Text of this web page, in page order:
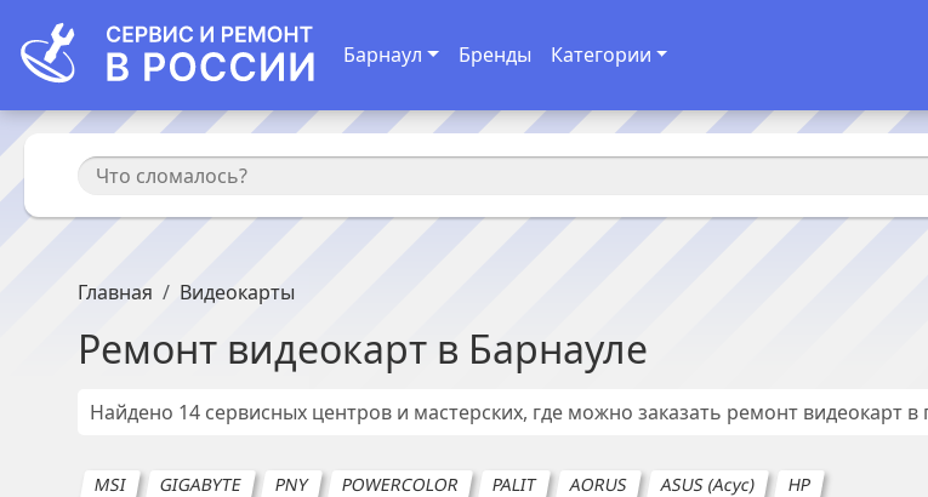
Барнаул Бренды Категории
Главная Видеокарты
Ремонт видеокарт в Барнауле
Найдено 14 сервисных центров и мастерских, где можно заказать ремонт видеокарт в
MSI GIGABYTE PNY POWERCOLOR PALIT AORUS ASUS (Асус) HP